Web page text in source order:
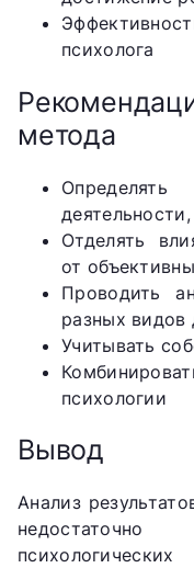
психолога
метода
Отделять
от
Проводить
разных видов
Учитывать
психологии
Вывод
Анализ